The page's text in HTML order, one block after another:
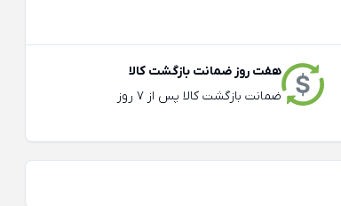
هفت روز ضمانت بازگشت کالا
ضمانت بازگشت کالا پس از 7 روز